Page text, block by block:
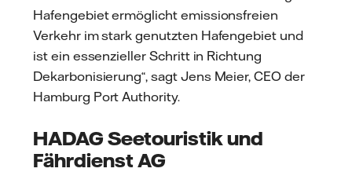
Hafengebiet ermöglicht emissionsfreien
Verkehr im stark genutzten Hafengebiet und
ist ein essenzieller Schritt in Richtung
Dekarbonisierung“, sagt Jens Meier, CEO der
Hamburg Port Authority.
HADAG Seetouristik und
Fährdienst AG